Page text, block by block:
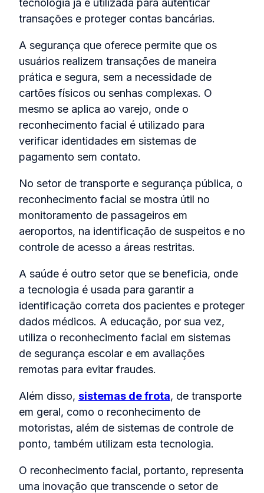
tecnologia já é utilizada para autenticar
transações e proteger contas bancárias.
A segurança que oferece permite que os
usuários realizem transações de maneira
prática e segura, sem a necessidade de
cartões físicos ou senhas complexas. O
mesmo se aplica ao varejo, onde o
reconhecimento facial é utilizado para
verificar identidades em sistemas de
pagamento sem contato.
No setor de transporte e segurança pública, o
reconhecimento facial se mostra útil no
monitoramento de passageiros em
aeroportos, na identificação de suspeitos e no
controle de acesso a áreas restritas.
A saúde é outro setor que se beneficia, onde
a tecnologia é usada para garantir a
identificação correta dos pacientes e proteger
dados médicos. A educação, por sua vez,
utiliza o reconhecimento facial em sistemas
de segurança escolar e em avaliações
remotas para evitar fraudes.
Além disso, sistemas de frota, de transporte
em geral, como o reconhecimento de
motoristas, além de sistemas de controle de
ponto, também utilizam esta tecnologia.
O reconhecimento facial, portanto, representa
uma inovação que transcende o setor de